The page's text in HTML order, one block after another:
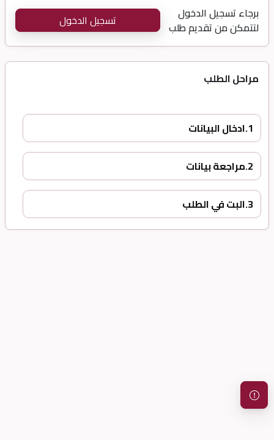
برجاء تسجيل الدخول
لتتمكن من تقديم طلب
تسجيل الدخول
مراحل الطلب
1. ادخال البيانات
2. مراجعة بيانات
3. البت في الطلب